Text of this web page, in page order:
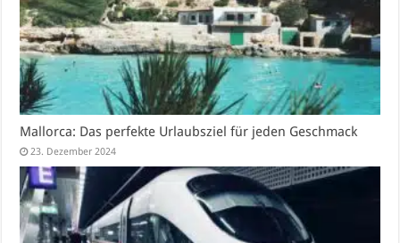
Mallorca: Das perfekte Urlaubsziel für jeden Geschmack
23. Dezember 2024